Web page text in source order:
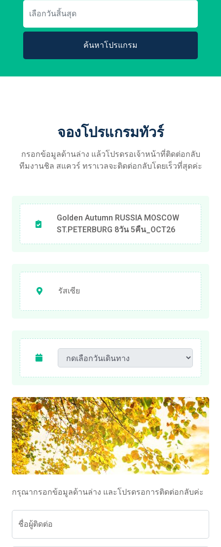
ค้นหาโปรแกรม
จองโปรแกรมทัวร์
กรอกข้อมูลด้านล่าง แล้วโปรดรอเจ้าหน้าที่ติดต่อกลับ
ทีมงานชิล สแควร์ ทราเวลจะติดต่อกลับโดยเร็วที่สุดค่ะ
Golden Autumn RUSSIA MOSCOW
ST.PETERBURG 8วัน 5คืน_OCT26
รัสเซีย
กรุณากรอกข้อมูลด้านล่าง และโปรดรอการติดต่อกลับค่ะ
ชื่อผู้ติดต่อ